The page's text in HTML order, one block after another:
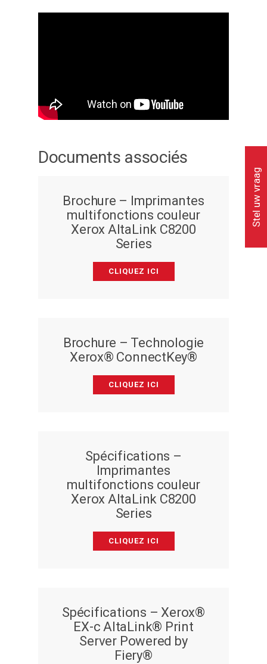
Documents associés
Brochure – Imprimantes
multifonctions couleur
Xerox AltaLink C8200
Series
CLIQUEZ ICI
Brochure – Technologie
Xerox® ConnectKey®
CLIQUEZ ICI
Spécifications –
Imprimantes
multifonctions couleur
Xerox AltaLink C8200
Series
CLIQUEZ ICI
Spécifications – Xerox®
EX-c AltaLink® Print
Server Powered by
Fiery®
Stel uw vraag